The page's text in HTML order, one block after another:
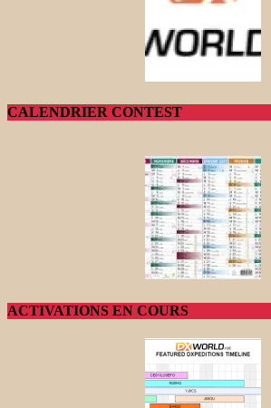
CALENDRIER CONTEST
ACTIVATIONS EN COURS